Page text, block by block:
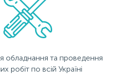
обладнання та проведення
робіт по всій Україні